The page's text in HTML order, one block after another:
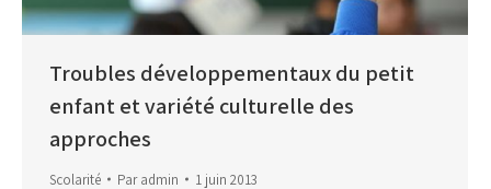
Troubles développementaux du petit
enfant et variété culturelle des
approches
Scolarité Paradmin 1 juin 2013